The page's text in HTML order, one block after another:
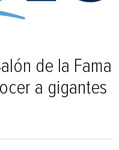
de la Fama
a gigantes